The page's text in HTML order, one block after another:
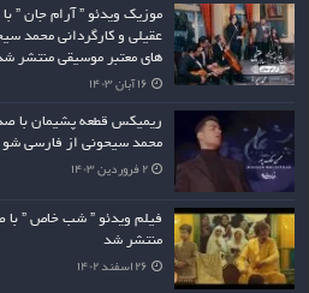
موزیک ویدئو ” آرام جان ”
عقیلی و کارگردانی محمد
های معتبر موسیقی منتشر
۱۶ آبان ۱۴۰۳
ریمیکس قطعه پشیمان با
محمد سیحونی از فارسی
۲ فروردین ۱۴۰۳
فیلم ویدئو ” شب خاص ”
منتشر شد
۲۶ اسفند ۱۴۰۲